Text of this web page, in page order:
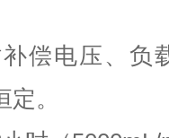
偿电压、负
。